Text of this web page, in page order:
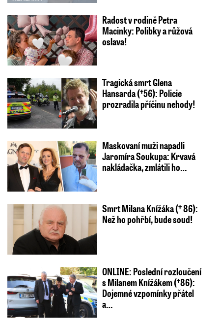
Radost v rodině Petra
Macinky: Polibky a růžová
oslava!
Tragická smrt Glena
Hansarda (†56): Policie
prozradila příčinu nehody!
Maskovaní muži napadli
Jaromíra Soukupa: Krvavá
nakládačka, zmlátili ho…
Smrt Milana Knížáka († 86):
Než ho pohřbí, bude soud!
ONLINE: Poslední rozloučení
s Milanem Knížákem (†86):
Dojemné vzpomínky přátel
a…